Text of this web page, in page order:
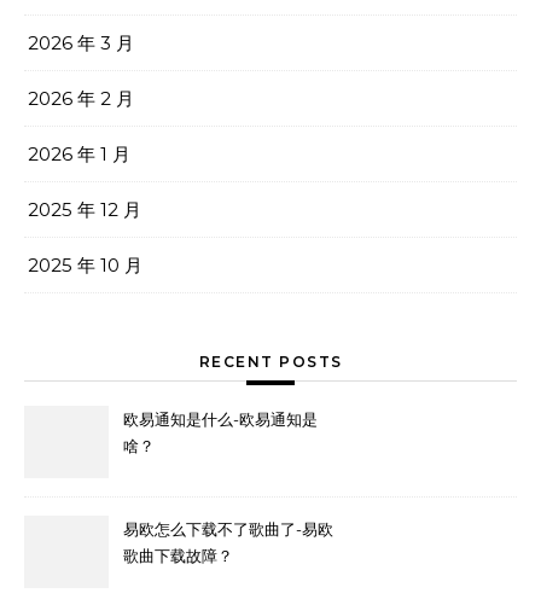
2026 年 3 月
2026 年 2 月
2026 年 1 月
2025 年 12 月
2025 年 10 月
RECENT POSTS
欧易通知是什么-欧易通知是
啥？
易欧怎么下载不了歌曲了-易欧
歌曲下载故障？